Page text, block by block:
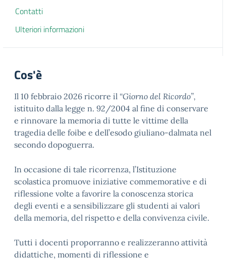
Contatti
Ulteriori informazioni
Cos'è
Il 10 febbraio 2026 ricorre il “Giorno del Ricordo”,
istituito dalla legge n. 92/2004 al fine di conservare
e rinnovare la memoria di tutte le vittime della
tragedia delle foibe e dell’esodo giuliano-dalmata nel
secondo dopoguerra.
In occasione di tale ricorrenza, l’Istituzione
scolastica promuove iniziative commemorative e di
riflessione volte a favorire la conoscenza storica
degli eventi e a sensibilizzare gli studenti ai valori
della memoria, del rispetto e della convivenza civile.
Tutti i docenti proporranno e realizzeranno attività
didattiche, momenti di riflessione e